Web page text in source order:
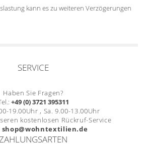
kann es zu weiteren Verzögerungen
SERVICE
Haben Sie Fragen?
+49 (0) 3721 395311
19.00Uhr , Sa. 9.00-13.00Uhr
kostenlosen Rückruf-Service
shop@wohntextilien.de